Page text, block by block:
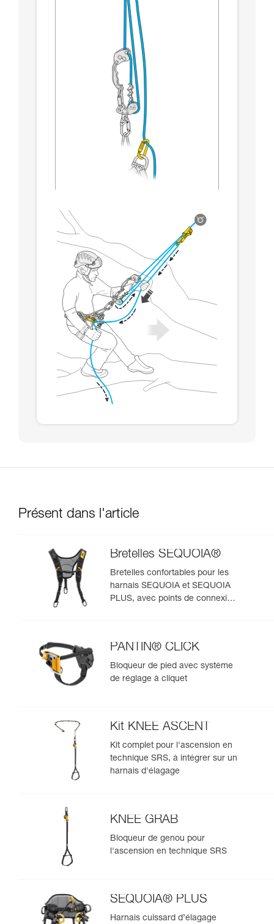
Présent dans l'article
Bretelles SEQUOIA®
Bretelles confortables pour les
harnais SEQUOIA et SEQUOIA
PLUS, avec points de connexion
PANTIN® CLICK
Bloqueur de pied avec système
de réglage à cliquet
Kit KNEE ASCENT
Kit complet pour l'ascension en
technique SRS, à intégrer sur un
harnais d'élagage
KNEE GRAB
Bloqueur de genou pour
l'ascension en technique SRS
SEQUOIA® PLUS
Harnais cuissard d’élagage